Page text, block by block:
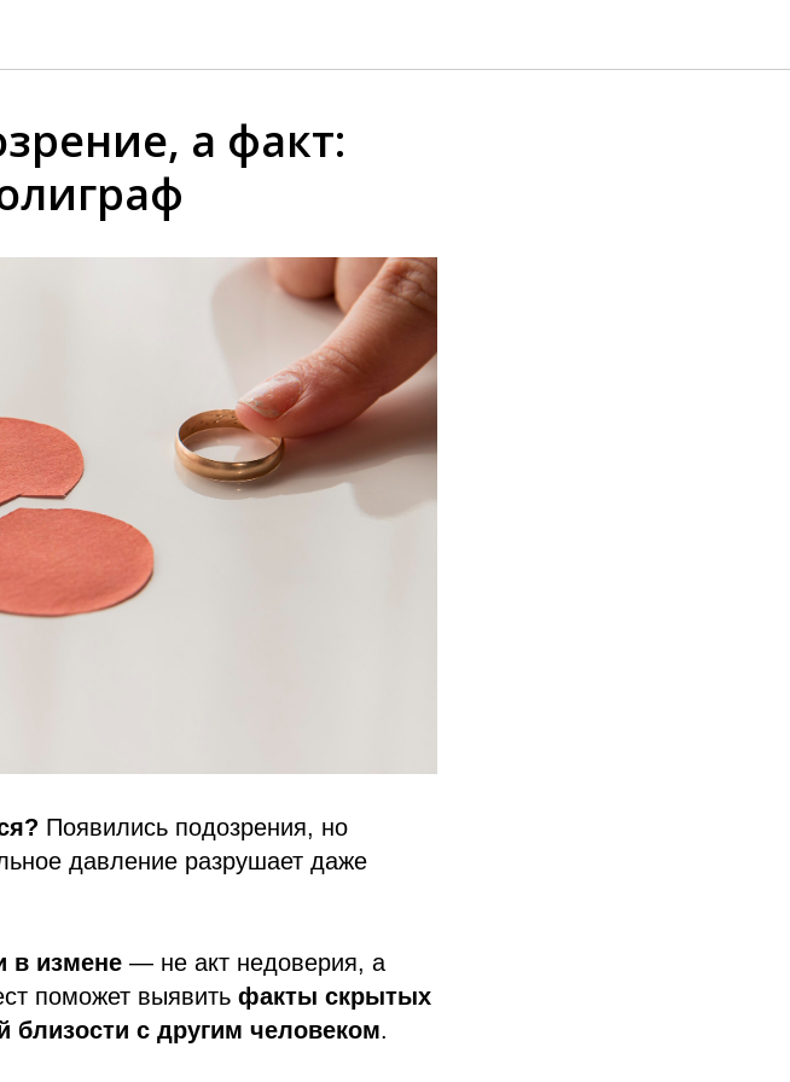
а факт:
Появились подозрения, но
давление разрушает даже
в измене — не акт недоверия, а
поможет выявить факты скрытых
близости с другим человеком.